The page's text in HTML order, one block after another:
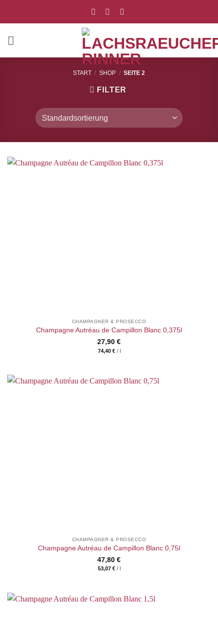
START / SHOP / SEITE 2
FILTER
CHAMPAGNER & PROSECCO
Champagne Autréau de Campillon Blanc 0,375l
27,90 €
74,40 €/ l
CHAMPAGNER & PROSECCO
Champagne Autréau de Campillon Blanc 0,75l
47,80 €
53,07 €/